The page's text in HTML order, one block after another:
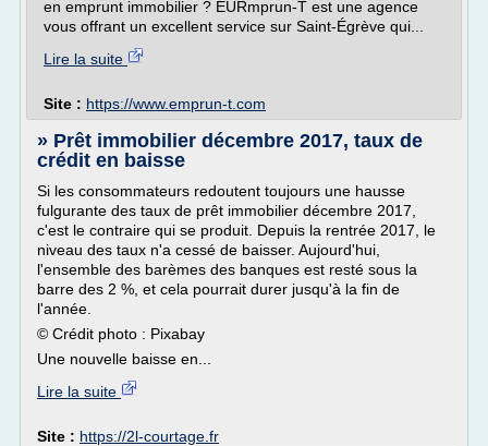
en emprunt immobilier ? EURmprun-T est une agence
vous offrant un excellent service sur Saint-Égrève qui...
Lire la suite
Site : https://www.emprun-t.com
» Prêt immobilier décembre 2017, taux de
crédit en baisse
Si les consommateurs redoutent toujours une hausse
fulgurante des taux de prêt immobilier décembre 2017,
c'est le contraire qui se produit. Depuis la rentrée 2017, le
niveau des taux n'a cessé de baisser. Aujourd'hui,
l'ensemble des barèmes des banques est resté sous la
barre des 2 %, et cela pourrait durer jusqu'à la fin de
l'année.
© Crédit photo : Pixabay
Une nouvelle baisse en...
Lire la suite
Site : https://2l-courtage.fr